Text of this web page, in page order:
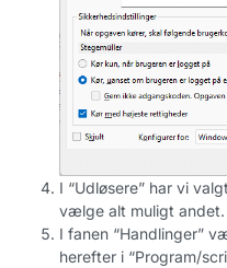
I “Udløsere” har vi
vælge alt muligt andet.
I fanen “Handlinger”
herefter i “Program/